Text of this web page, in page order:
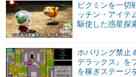
ピクミンを一切
ッチン・アイテ
駆使した惑星探
ホバリング禁止
デラックス』を
を稼ぎステージ